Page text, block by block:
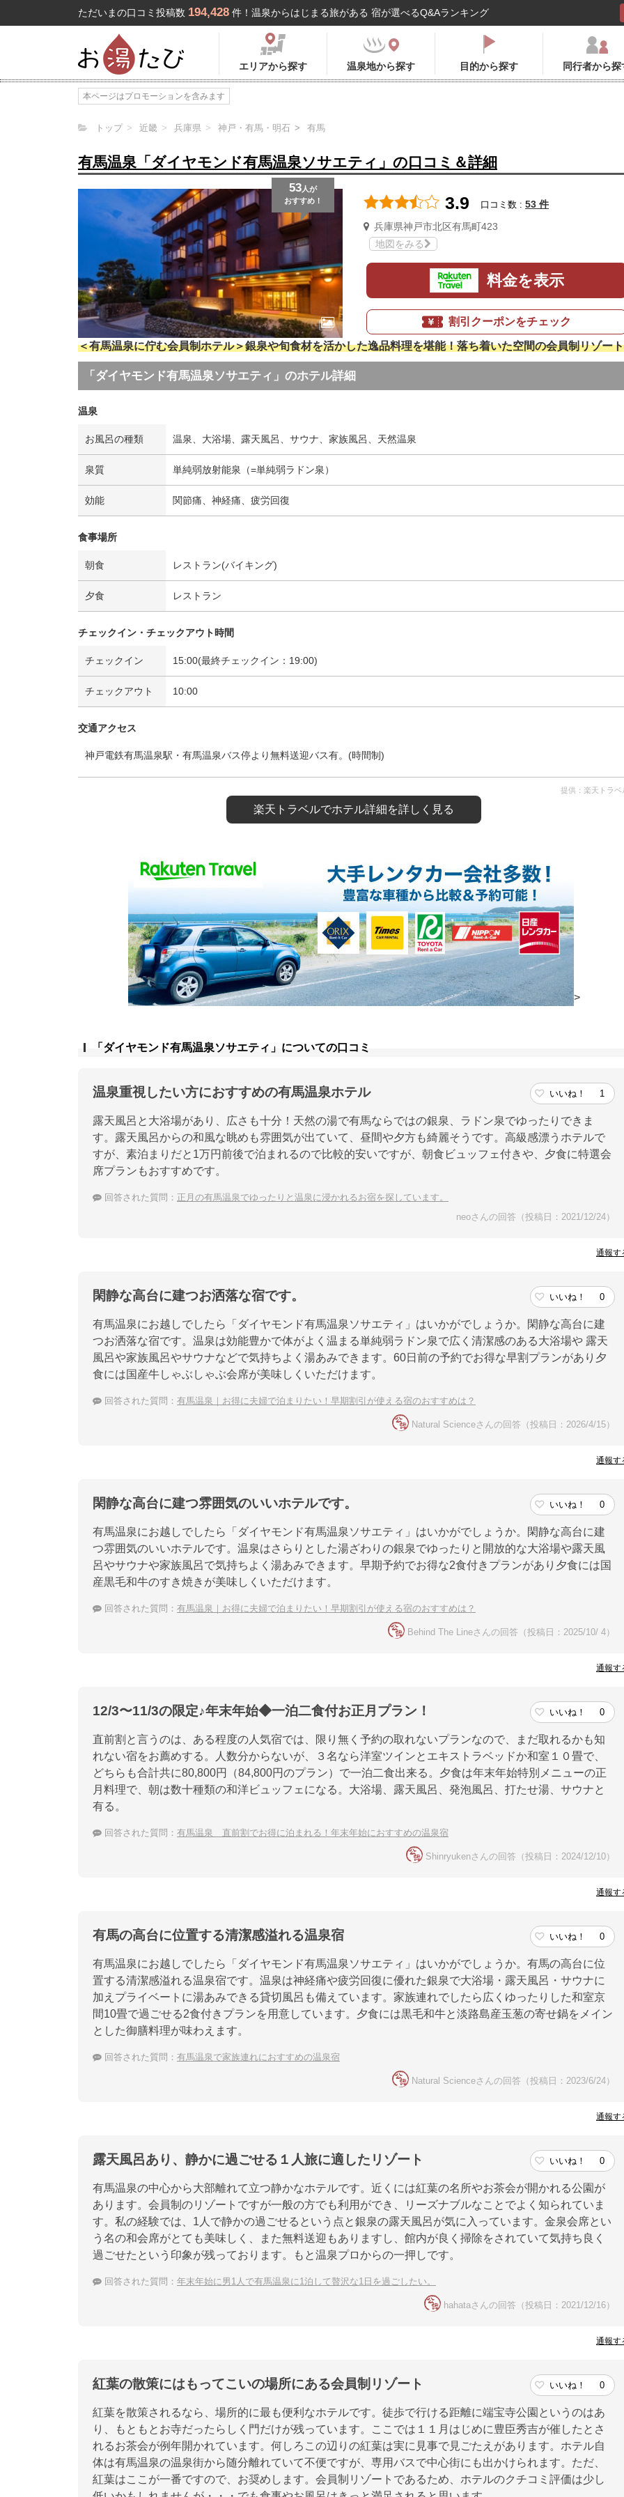
ただいまの口コミ投稿数 194,428 件！温泉からはじまる旅がある 宿が選べるQ&Aランキング
エリアから探す 温泉地から探す 目的から探す 同行者から探
本ページはプロモーションを含みます
トップ 近畿 兵庫県 神戸・有馬・明石 有馬
有馬温泉「ダイヤモンド有馬温泉ソサエティ」の口コミ＆詳細
53 人が
おすすめ！
3.9 口コミ数 : 53 件
兵庫県神戸市北区有馬町423
地図をみる
料金を表示
割引クーポンをチェック
＜有馬温泉に佇む会員制ホテル＞銀泉や旬食材を活かした逸品料理を堪能！落ち着いた空間の会員制リゾート
「ダイヤモンド有馬温泉ソサエティ」のホテル詳細
温泉
お風呂の種類 温泉、大浴場、露天風呂、サウナ、家族風呂、天然温泉
泉質 単純弱放射能泉（=単純弱ラドン泉）
効能 関節痛、神経痛、疲労回復
食事場所
朝食 レストラン(バイキング)
夕食 レストラン
チェックイン・チェックアウト時間
チェックイン 15:00(最終チェックイン：19:00)
チェックアウト 10:00
交通アクセス
神戸電鉄有馬温泉駅・有馬温泉バス停より無料送迎バス有。(時間制)
提供：楽天トラベ
楽天トラベルでホテル詳細を詳しく見る
>
「ダイヤモンド有馬温泉ソサエティ」についての口コミ
温泉重視したい方におすすめの有馬温泉ホテル いいね！ 1
露天風呂と大浴場があり、広さも十分！天然の湯で有馬ならではの銀泉、ラドン泉でゆったりできま
す。露天風呂からの和風な眺めも雰囲気が出ていて、昼間や夕方も綺麗そうです。高級感漂うホテルで
すが、素泊まりだと1万円前後で泊まれるので比較的安いですが、朝食ビュッフェ付きや、夕食に特選会
席プランもおすすめです。
回答された質問： 正月の有馬温泉でゆったりと温泉に浸かれるお宿を探しています。
neoさんの回答（投稿日：2021/12/24）
通報す
閑静な高台に建つお洒落な宿です。 いいね！ 0
有馬温泉にお越しでしたら「ダイヤモンド有馬温泉ソサエティ」はいかがでしょうか。閑静な高台に建
つお洒落な宿です。温泉は効能豊かで体がよく温まる単純弱ラドン泉で広く清潔感のある大浴場や 露天
風呂や家族風呂やサウナなどで気持ちよく湯あみできます。60日前の予約でお得な早割プランがあり夕
食には国産牛しゃぶしゃぶ会席が美味しくいただけます。
回答された質問： 有馬温泉｜お得に夫婦で泊まりたい！早期割引が使える宿のおすすめは？
Natural Scienceさんの回答（投稿日：2026/4/15）
通報す
閑静な高台に建つ雰囲気のいいホテルです。 いいね！ 0
有馬温泉にお越しでしたら「ダイヤモンド有馬温泉ソサエティ」はいかがでしょうか。閑静な高台に建
つ雰囲気のいいホテルです。温泉はさらりとした湯ざわりの銀泉でゆったりと開放的な大浴場や露天風
呂やサウナや家族風呂で気持ちよく湯あみできます。早期予約でお得な2食付きプランがあり夕食には国
産黒毛和牛のすき焼きが美味しくいただけます。
回答された質問： 有馬温泉｜お得に夫婦で泊まりたい！早期割引が使える宿のおすすめは？
Behind The Lineさんの回答（投稿日：2025/10/ 4）
通報す
12/3〜11/3の限定♪年末年始◆一泊二食付お正月プラン！ いいね！ 0
直前割と言うのは、ある程度の人気宿では、限り無く予約の取れないプランなので、まだ取れるかも知
れない宿をお薦めする。人数分からないが、３名なら洋室ツインとエキストラベッドか和室１０畳で、
どちらも合計共に80,800円（84,800円のプラン）で一泊二食出来る。夕食は年末年始特別メニューの正
月料理で、朝は数十種類の和洋ビュッフェになる。大浴場、露天風呂、発泡風呂、打たせ湯、サウナと
有る。
回答された質問： 有馬温泉 直前割でお得に泊まれる！年末年始におすすめの温泉宿
Shinryukenさんの回答（投稿日：2024/12/10）
通報す
有馬の高台に位置する清潔感溢れる温泉宿 いいね！ 0
有馬温泉にお越しでしたら「ダイヤモンド有馬温泉ソサエティ」はいかがでしょうか。有馬の高台に位
置する清潔感溢れる温泉宿です。温泉は神経痛や疲労回復に優れた銀泉で大浴場・露天風呂・サウナに
加えプライベートに湯あみできる貸切風呂も備えています。家族連れでしたら広くゆったりした和室京
間10畳で過ごせる2食付きプランを用意しています。夕食には黒毛和牛と淡路島産玉葱の寄せ鍋をメイン
とした御膳料理が味わえます。
回答された質問： 有馬温泉で家族連れにおすすめの温泉宿
Natural Scienceさんの回答（投稿日：2023/6/24）
通報す
露天風呂あり、静かに過ごせる１人旅に適したリゾート いいね！ 0
有馬温泉の中心から大部離れて立つ静かなホテルです。近くには紅葉の名所やお茶会が開かれる公園が
あります。会員制のリゾートですが一般の方でも利用ができ、リーズナブルなことでよく知られていま
す。私の経験では、1人で静かの過ごせるという点と銀泉の露天風呂が気に入っています。金泉会席とい
う名の和会席がとても美味しく、また無料送迎もありますし、館内が良く掃除をされていて気持ち良く
過ごせたという印象が残っております。もと温泉プロからの一押しです。
回答された質問： 年末年始に男1人で有馬温泉に1泊して贅沢な1日を過ごしたい。
hahataさんの回答（投稿日：2021/12/16）
通報す
紅葉の散策にはもってこいの場所にある会員制リゾート いいね！ 0
紅葉を散策されるなら、場所的に最も便利なホテルです。徒歩で行ける距離に端宝寺公園というのはあ
り、もともとお寺だったらしく門だけが残っています。ここでは１１月はじめに豊臣秀吉が催したとさ
れるお茶会が例年開かれています。何しろこの辺りの紅葉は実に見事で見ごたえがあります。ホテル自
体は有馬温泉の温泉街から随分離れていて不便ですが、専用バスで中心街にも出かけられます。ただ、
紅葉はここが一番ですので、お奨めします。会員制リゾートであるため、ホテルのクチコミ評価は少し